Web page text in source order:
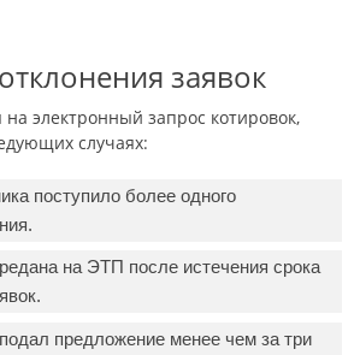
заявок
на электронный запрос котировок,
случаях:
поступило более одного
на ЭТП после истечения срока
предложение менее чем за три